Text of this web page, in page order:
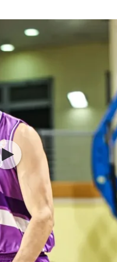
הפועל תל אביב
הפועל חיפה
הפועל באר שבע
מכבי נתניה